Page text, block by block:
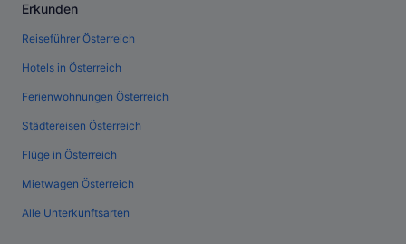
Erkunden
Reiseführer Österreich
Hotels in Österreich
Ferienwohnungen Österreich
Städtereisen Österreich
Flüge in Österreich
Mietwagen Österreich
Alle Unterkunftsarten